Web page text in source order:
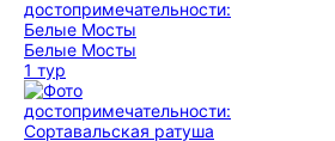
Белые Мосты
1 тур